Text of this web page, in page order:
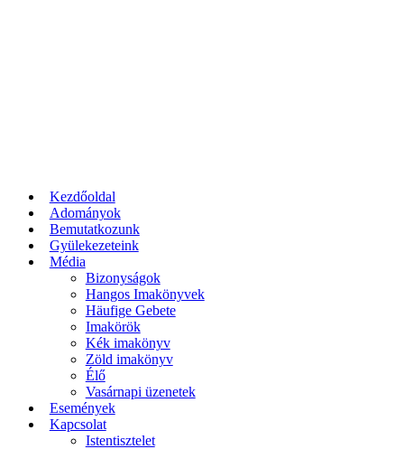
Kezdőoldal
Adományok
Bemutatkozunk
Gyülekezeteink
Média
Bizonyságok
Hangos Imakönyvek
Häufige Gebete
Imakörök
Kék imakönyv
Zöld imakönyv
Élő
Vasárnapi üzenetek
Események
Kapcsolat
Istentisztelet